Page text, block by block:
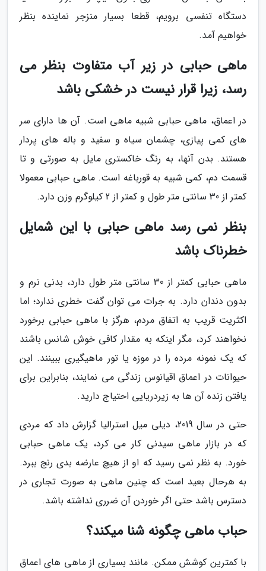
دستگاه تنفسی برویم، قطعا بسیار منزجر نماینده بنظر
خواهیم آمد.
ماهی حبابی در زیر آب متفاوت بنظر می
رسد، زیرا قرار نیست در خشکی باشد
در اعماق، ماهی حبابی شبیه ماهی است. آن ها دارای سر
های کمی پیازی، چشمان سیاه و سفید و باله های پردار
هستند. بدن آنها، به رنگ خاکستری مایل به صورتی و تا
قسمت دم، کمی شبیه به قورباغه است. ماهی حبابی معمولا
کمتر از 30 سانتی متر طول و کمتر از 2 کیلوگرم وزن دارد.
بنظر نمی رسد ماهی حبابی با این شمایل
خطرناک باشد
ماهی حبابی کمتر از 30 سانتی متر طول دارد، بدنی نرم و
بدون دندان دارد. به جرات می توان گفت خطری ندارد؛ اما
اکثریت قریب به اتفاق مردم، هرگز با ماهی حبابی برخورد
نخواهند کرد، مگر اینکه به مقدار کافی خوش شانس باشند
که یک نمونه مرده را در موزه یا تور ماهیگیری ببینند. این
حیوانات در اعماق اقیانوس زندگی می نمایند، بنابراین برای
یافتن زنده آن ها به زیردریایی احتیاج دارید.
حتی در سال 2019، دیلی میل استرالیا گزارش داد که مردی
که در بازار ماهی سیدنی کار می کرد، یک ماهی حبابی
خورد. به نظر نمی رسید که او از هیچ عارضه بدی رنج ببرد.
به هرحال بعید است که چنین ماهی به صورت تجاری در
دسترس باشد حتی اگر خوردن آن ضرری نداشته باشد.
حباب ماهی چگونه شنا میکند؟
با کمترین کوشش ممکن. مانند بسیاری از ماهی های اعماق